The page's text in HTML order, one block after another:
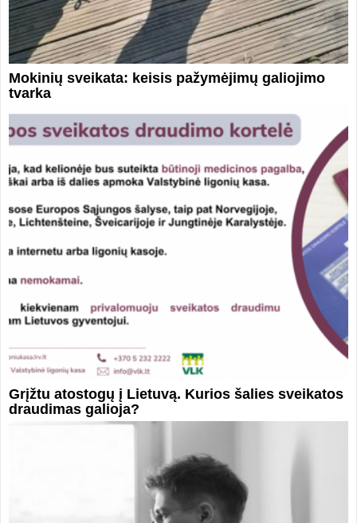
Mokinių sveikata: keisis pažymėjimų galiojimo
tvarka
Grįžtu atostogų į Lietuvą. Kurios šalies sveikatos
draudimas galioja?